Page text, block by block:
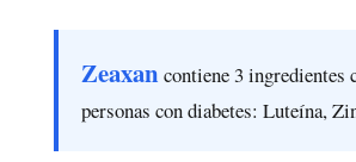
Zeaxan contiene 3 ingredientes
personas con diabetes: Luteína,